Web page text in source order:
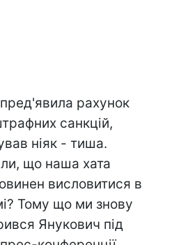
рахунок
санкцій,
ніяк - тиша.
що наша хата
висловитися в
Тому що ми знову
Янукович під